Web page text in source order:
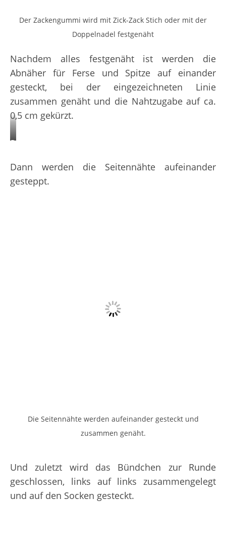
Der Zackengummi wird mit Zick-Zack Stich oder mit der
Doppelnadel festgenäht
Nachdem alles festgenäht ist werden die
Abnäher für Ferse und Spitze auf einander
gesteckt, bei der eingezeichneten Linie
zusammen genäht und die Nahtzugabe auf ca.
0,5 cm gekürzt.
Die
und
Ferse
Dann werden die Seitennähte aufeinander
gesteppt.
Die Seitennähte werden aufeinander gesteckt und
zusammen genäht.
Und zuletzt wird das Bündchen zur Runde
geschlossen, links auf links zusammengelegt
und auf den Socken gesteckt.